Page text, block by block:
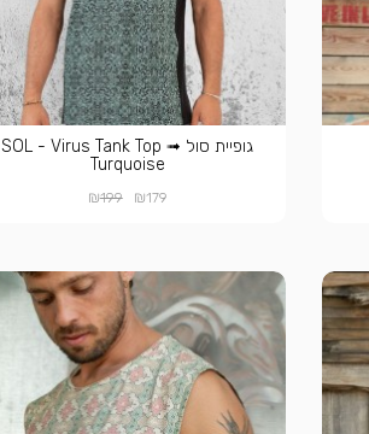
גופיית סול SOL - Virus Tank Top ➟
Turquoise
₪179
₪199